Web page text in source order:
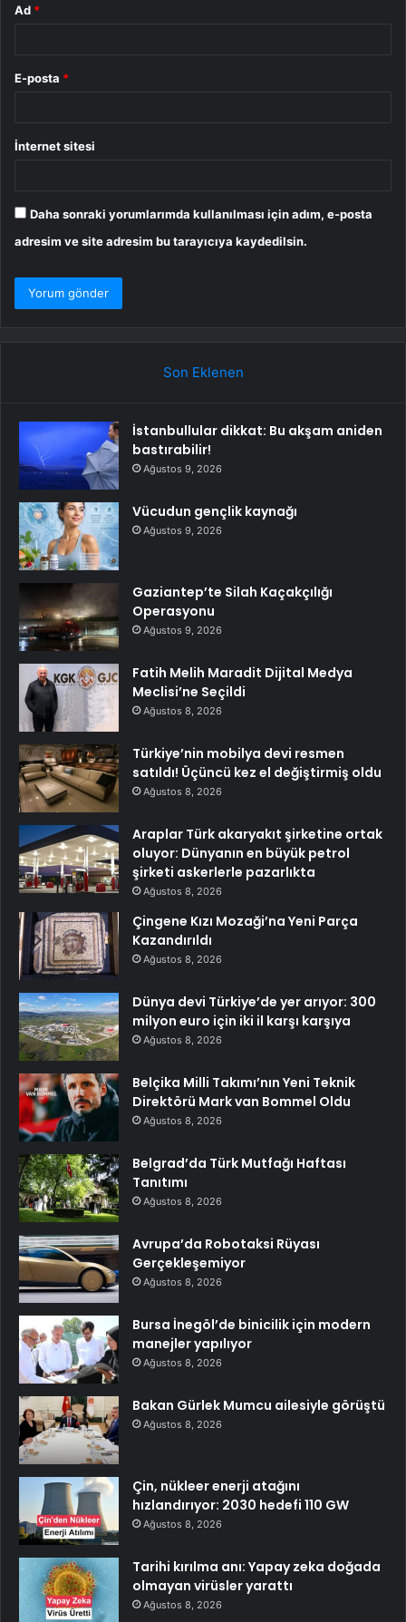
Ad *
E-posta *
İnternet sitesi
Daha sonraki yorumlarımda kullanılması için adım, e-posta
adresim ve site adresim bu tarayıcıya kaydedilsin.
Son Eklenen
İstanbullular dikkat: Bu akşam aniden
bastırabilir!
Ağustos 9, 2026
Vücudun gençlik kaynağı
Ağustos 9, 2026
Gaziantep’te Silah Kaçakçılığı
Operasyonu
Ağustos 9, 2026
Fatih Melih Maradit Dijital Medya
Meclisi’ne Seçildi
Ağustos 8, 2026
Türkiye’nin mobilya devi resmen
satıldı! Üçüncü kez el değiştirmiş oldu
Ağustos 8, 2026
Araplar Türk akaryakıt şirketine ortak
oluyor: Dünyanın en büyük petrol
şirketi askerlerle pazarlıkta
Ağustos 8, 2026
Çingene Kızı Mozaği’na Yeni Parça
Kazandırıldı
Ağustos 8, 2026
Dünya devi Türkiye’de yer arıyor: 300
milyon euro için iki il karşı karşıya
Ağustos 8, 2026
Belçika Milli Takımı’nın Yeni Teknik
Direktörü Mark van Bommel Oldu
Ağustos 8, 2026
Belgrad’da Türk Mutfağı Haftası
Tanıtımı
Ağustos 8, 2026
Avrupa’da Robotaksi Rüyası
Gerçekleşemiyor
Ağustos 8, 2026
Bursa İnegöl’de binicilik için modern
manejler yapılıyor
Ağustos 8, 2026
Bakan Gürlek Mumcu ailesiyle görüştü
Ağustos 8, 2026
Çin, nükleer enerji atağını
hızlandırıyor: 2030 hedefi 110 GW
Ağustos 8, 2026
Tarihi kırılma anı: Yapay zeka doğada
olmayan virüsler yarattı
Ağustos 8, 2026